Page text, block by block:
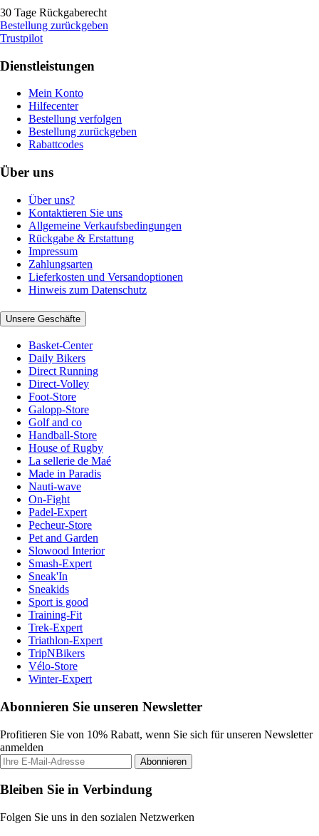
30 Tage Rückgaberecht
Bestellung zurückgeben
Trustpilot
Dienstleistungen
Mein Konto
Hilfecenter
Bestellung verfolgen
Bestellung zurückgeben
Rabattcodes
Über uns
Über uns?
Kontaktieren Sie uns
Allgemeine Verkaufsbedingungen
Rückgabe & Erstattung
Impressum
Zahlungsarten
Lieferkosten und Versandoptionen
Hinweis zum Datenschutz
Unsere Geschäfte
Basket-Center
Daily Bikers
Direct Running
Direct-Volley
Foot-Store
Galopp-Store
Golf and co
Handball-Store
House of Rugby
La sellerie de Maé
Made in Paradis
Nauti-wave
On-Fight
Padel-Expert
Pecheur-Store
Pet and Garden
Slowood Interior
Smash-Expert
Sneak'In
Sneakids
Sport is good
Training-Fit
Trek-Expert
Triathlon-Expert
TripNBikers
Vélo-Store
Winter-Expert
Abonnieren Sie unseren Newsletter
Profitieren Sie von 10% Rabatt, wenn Sie sich für unseren Newsletter
anmelden
Abonnieren
Bleiben Sie in Verbindung
Folgen Sie uns in den sozialen Netzwerken